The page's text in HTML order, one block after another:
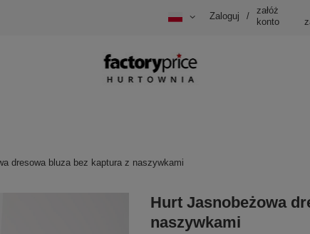
Zaloguj /
załóż
konto
dresowa bluza bez kaptura z naszywkami
Hurt Jasnobeżowa
naszywkami